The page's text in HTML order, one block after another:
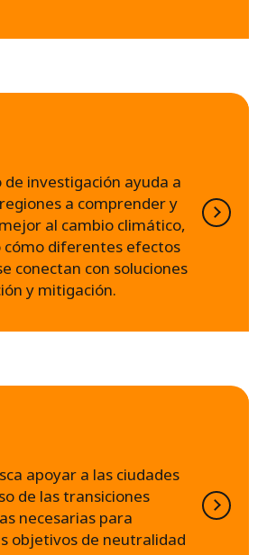
de investigación ayuda a
a comprender y
al cambio climático,
cómo diferentes efectos
conectan con soluciones
y mitigación.
apoyar a las ciudades
de las transiciones
necesarias para
objetivos de neutralidad